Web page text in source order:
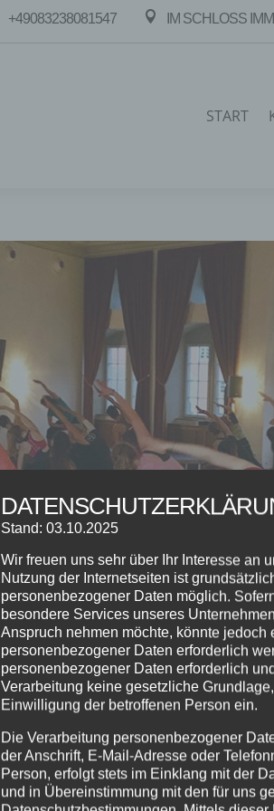
+49083238081547  IM SCHLOSS
START
Stand: 03.10.2025
Wir freuen uns sehr über Ihr Interesse an
Nutzung der Internetseiten ist
personenbezogener Daten möglich.
besondere Services unseres
Anspruch nehmen möchte, könnte jedoch
personenbezogener Daten erforderlich
personenbezogener Daten erforderlich
Verarbeitung keine gesetzliche
Einwilligung der betroffenen Person ein.
Die Verarbeitung personenbezogener
der Anschrift, E-Mail-Adresse oder
Person, erfolgt stets im Einklang mit der
und in Übereinstimmung mit den für uns